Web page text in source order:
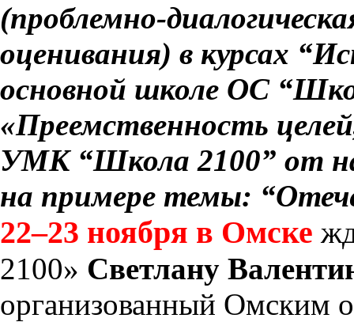
(проблемно-
оценивания) в курсах
основной школе ОС
«Преемственность
УМК “Школа 2100” от
на примере темы:
22–23 ноября в Омске
2100» Светлану
организованный Омским